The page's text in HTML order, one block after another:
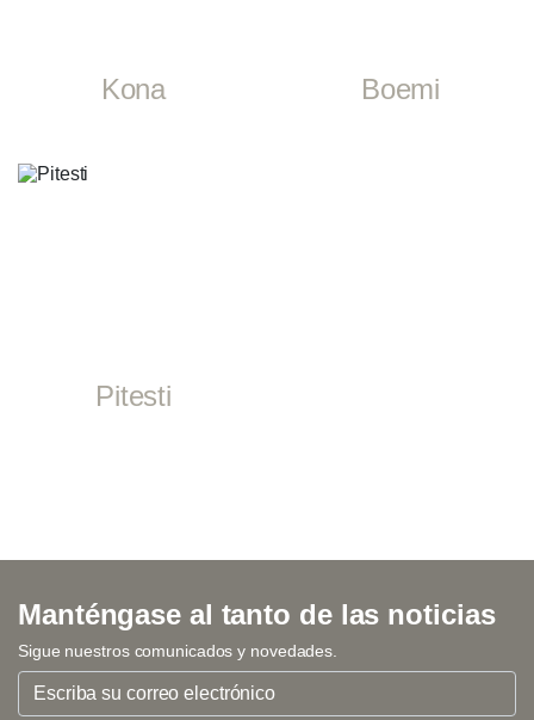
Kona Boemi
Pitesti
Manténgase al tanto de las noticias
Sigue nuestros comunicados y novedades.